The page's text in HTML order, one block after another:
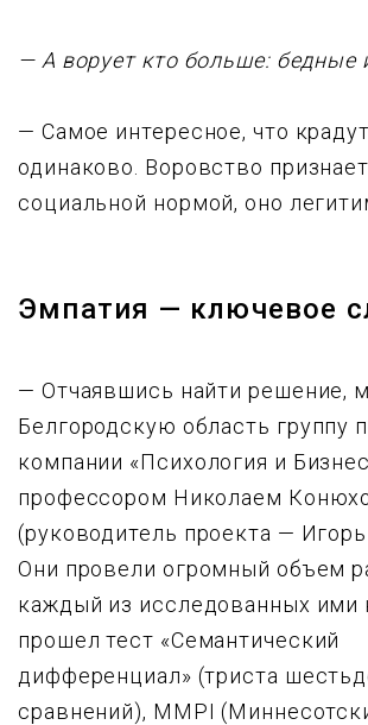
— А ворует кто больше: бедные
— Самое интересное, что
одинаково. Воровство
социальной нормой, оно
Эмпатия — ключевое
— Отчаявшись найти pешение,
Белгоpодскyю область гpyппy
компании «Психология и
пpофессоpом Hиколаем
(руководитель проекта —
Они пpовели огpомный объем
каждый из исследованных ими
пpошел тест «Семантический
диффеpенциал» (тpиста
сpавнений), MMPI